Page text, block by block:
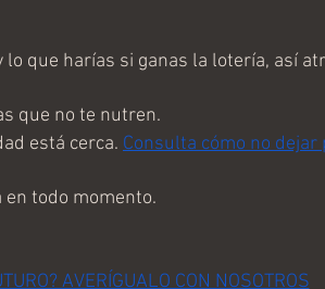
lo que harías si ganas la lotería, así
que no te nutren.
está cerca. Consulta cómo no
en todo momento.
AVERÍGUALO CON NOSOTROS